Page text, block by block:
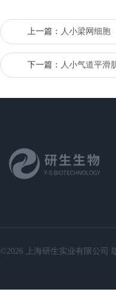
上一篇： 人小梁网细胞
下一篇： 人小气道平滑
©2026 上海研生实业有限公司